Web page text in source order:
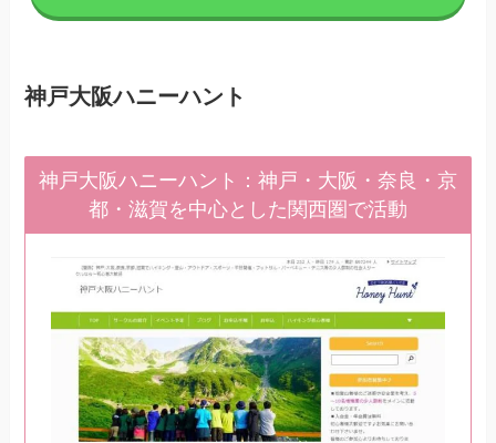
神戸大阪ハニーハント
神戸大阪ハニーハント：神戸・大阪・奈良・京
都・滋賀を中心とした関西圏で活動